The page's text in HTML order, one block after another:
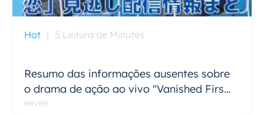
Hot | 5 Leitura de Minutes
Resumo das informações ausentes sobre
o drama de ação ao vivo "Vanished First
Love".
eevee